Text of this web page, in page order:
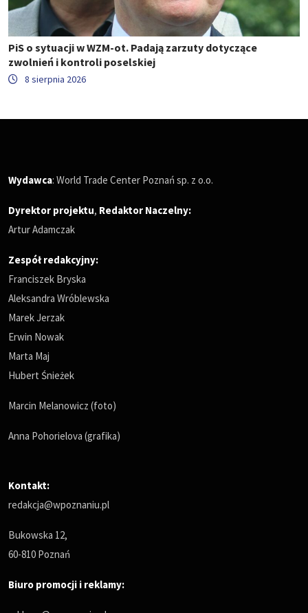
PiS o sytuacji w WZM-ot. Padają zarzuty dotyczące
zwolnień i kontroli poselskiej
8 sierpnia 2026
Wydawca: World Trade Center Poznań sp. z o.o.
Dyrektor projektu, Redaktor Naczelny:
Artur Adamczak
Zespół redakcyjny:
Franciszek Bryska
Aleksandra Wróblewska
Marek Jerzak
Erwin Nowak
Marta Maj
Hubert Śnieżek
Marcin Melanowicz (foto)
Anna Pohorielova (grafika)
Kontakt:
redakcja@wpoznaniu.pl
Bukowska 12,
60-810 Poznań
Biuro promocji i reklamy: